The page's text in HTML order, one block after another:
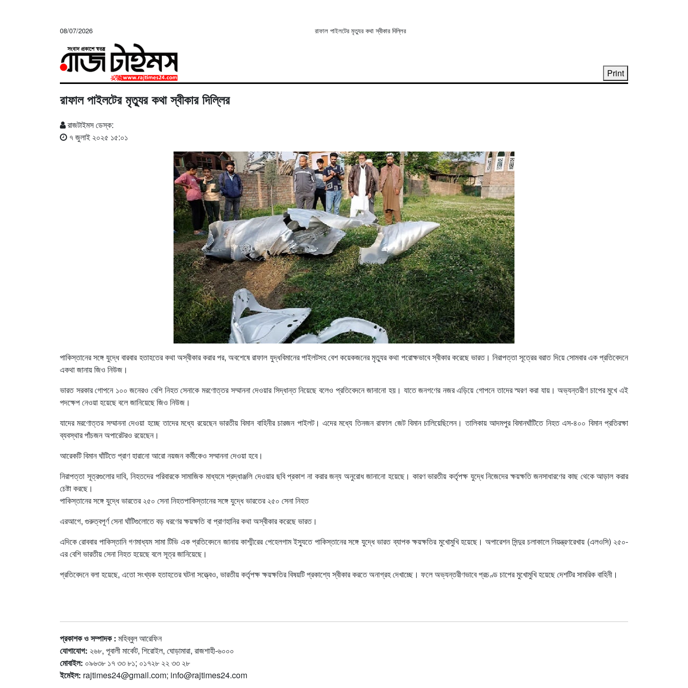
08/07/2026 রাফাল পাইলটের মৃত্যুর কথা স্বীকার দিল্লির
Print
রাফাল পাইলটের মৃত্যুর কথা স্বীকার দিল্লির
রাজটাইমস ডেস্ক:
৭ জুলাই ২০২৫ ১৫:০১
পাকিস্তানের সঙ্গে যুদ্ধে বারবার হতাহতের কথা অস্বীকার করার পর, অবশেষে রাফাল যুদ্ধবিমানের পাইলটসহ বেশ কয়েকজনের মৃত্যুর কথা পরোক্ষভাবে স্বীকার করেছে ভারত। নিরাপত্তা সূত্রের বরাত দিয়ে সোমবার এক প্রতিবেদনে
একথা জানায় জিও নিউজ।
ভারত সরকার গোপনে ১০০ জনেরও বেশি নিহত সেনাকে মরণোত্তর সম্মাননা দেওয়ার সিদ্ধান্ত নিয়েছে বলেও প্রতিবেদনে জানানো হয়। যাতে জনগণের নজর এড়িয়ে গোপনে তাদের স্মরণ করা যায়। অভ্যন্তরীণ চাপের মুখে এই
পদক্ষেপ নেওয়া হয়েছে বলে জানিয়েছে জিও নিউজ।
যাদের মরণোত্তর সম্মাননা দেওয়া হচ্ছে তাদের মধ্যে রয়েছেন ভারতীয় বিমান বাহিনীর চারজন পাইলট। এদের মধ্যে তিনজন রাফাল জেট বিমান চালিয়েছিলেন। তালিকায় আদমপুর বিমানঘাঁটিতে নিহত এস-৪০০ বিমান প্রতিরক্ষা
ব্যবস্থার পাঁচজন অপারেটরও রয়েছেন।
আরেকটি বিমান ঘাঁটিতে প্রাণ হারানো আরো নয়জন কর্মীকেও সম্মাননা দেওয়া হবে।
নিরাপত্তা সূত্রগুলোর দাবি, নিহতদের পরিবারকে সামাজিক মাধ্যমে শ্রদ্ধাঞ্জলি দেওয়ার ছবি প্রকাশ না করার জন্য অনুরোধ জানানো হয়েছে। কারণ ভারতীয় কর্তৃপক্ষ যুদ্ধে নিজেদের ক্ষয়ক্ষতি জনসাধারণের কাছ থেকে আড়াল করার
চেষ্টা করছে।
পাকিস্তানের সঙ্গে যুদ্ধে ভারতের ২৫০ সেনা নিহতপাকিস্তানের সঙ্গে যুদ্ধে ভারতের ২৫০ সেনা নিহত
এরআগে, গুরুত্বপূর্ণ সেনা ঘাঁটিগুলোতে বড় ধরণের ক্ষয়ক্ষতি বা প্রাণহানির কথা অস্বীকার করেছে ভারত।
এদিকে রোববার পাকিস্তানি গণমাধ্যম সামা টিভি এক প্রতিবেদনে জানায় কাশ্মীরের পেহেলগাম ইস্যুতে পাকিস্তানের সঙ্গে যুদ্ধে ভারত ব্যাপক ক্ষয়ক্ষতির মুখোমুখি হয়েছে। অপারেশন সিন্দুর চলাকালে নিয়ন্ত্রণরেখায় (এলওসি) ২৫০-
এর বেশি ভারতীয় সেনা নিহত হয়েছে বলে সূত্র জানিয়েছে।
প্রতিবেদনে বলা হয়েছে, এতো সংখ্যক হতাহতের ঘটনা সত্ত্বেও, ভারতীয় কর্তৃপক্ষ ক্ষয়ক্ষতির বিষয়টি প্রকাশ্যে স্বীকার করতে অনাগ্রহ দেখাচ্ছে। ফলে অভ্যন্তরীণভাবে প্রচণ্ড চাপের মুখোমুখি হয়েছে দেশটির সামরিক বাহিনী।
প্রকাশক ও সম্পাদক : মহিব্বুল আরেফিন
যোগাযোগ: ২৬৮, পূবালী মার্কেট, শিরোইল, ঘোড়ামারা, রাজশাহী-৬০০০
মোবাইল: ০৯৬৩৮ ১৭ ৩৩ ৮১; ০১৭২৮ ২২ ৩৩ ২৮
ইমেইল: rajtimes24@gmail.com; info@rajtimes24.com